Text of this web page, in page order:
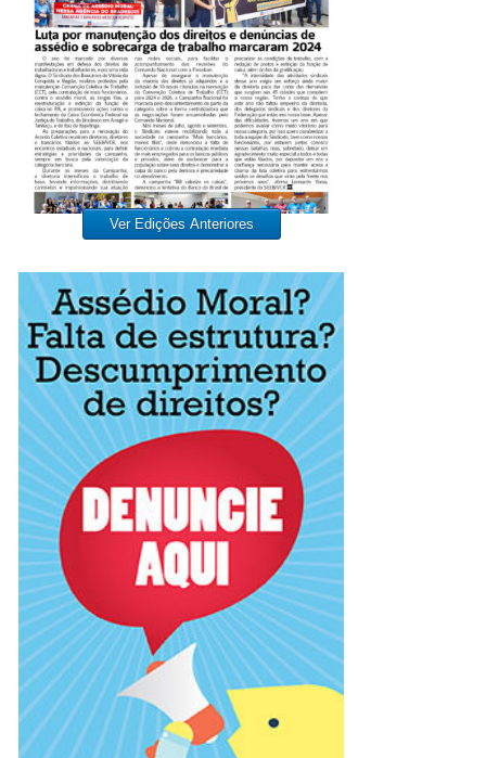
Ver Edições Anteriores